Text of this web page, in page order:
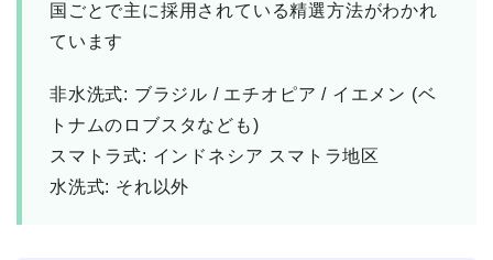
国ごとで主に採⽤されている精選⽅法がわかれ
ています
⾮⽔洗式: ブラジル / エチオピア / イエメン (ベ
トナムのロブスタなども)
スマトラ式: インドネシア スマトラ地区
⽔洗式: それ以外